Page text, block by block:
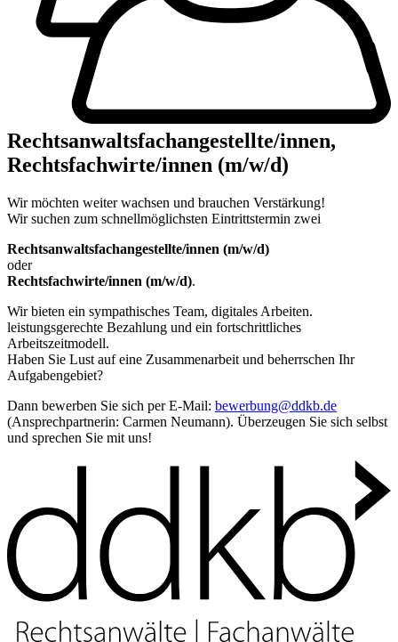
Rechtsanwaltsfach­angestellte/innen,
Rechtsfachwirte/innen (m/w/d)
Wir möchten weiter wachsen und brauchen Verstärkung!
Wir suchen zum schnellmöglichsten Eintrittstermin zwei
Rechtsanwaltsfachangestellte/innen (m/w/d)
oder
Rechtsfachwirte/innen (m/w/d).
Wir bieten ein sympathisches Team, digitales Arbeiten.
leistungsgerechte Bezahlung und ein fortschrittliches
Arbeitszeitmodell.
Haben Sie Lust auf eine Zusammenarbeit und beherrschen Ihr
Aufgabengebiet?
Dann bewerben Sie sich per E-Mail: bewerbung@ddkb.de
(Ansprechpartnerin: Carmen Neumann). Überzeugen Sie sich selbst
und sprechen Sie mit uns!